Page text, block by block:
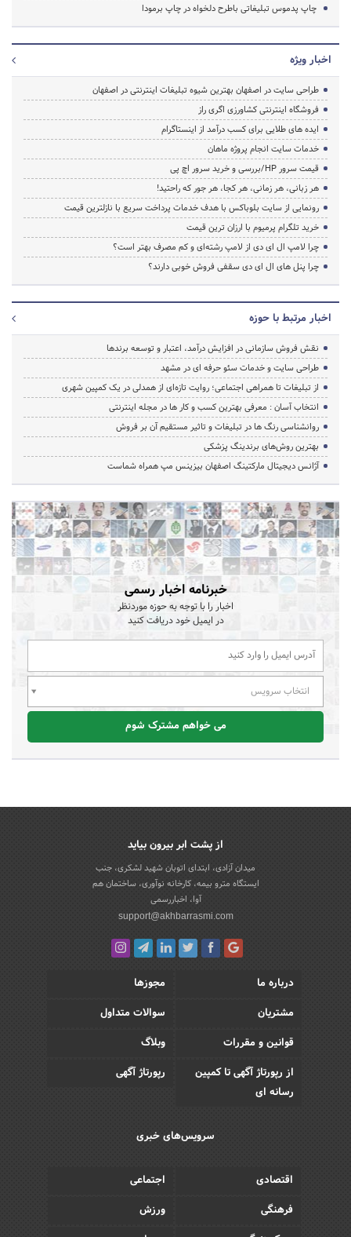
چاپ پدموس تبلیغاتی باطرح دلخواه در چاپ برمودا
اخبار ویژه
طراحی سایت در اصفهان بهترین شیوه تبلیغات اینترنتی در اصفهان
فروشگاه اینترنتی کشاورزی اگری راز
ایده های طلایی برای کسب درآمد از اینستاگرام
خدمات سایت انجام پروژه ماهان
قیمت سرور HP/بررسی و خرید سرور اچ پی
هر زبانی، هر زمانی، هر کجا، هر جور که راحتید!
رونمایی از سایت بلوباکس با هدف خدمات پرداخت سریع با نازلترین قیمت
خرید تلگرام پرمیوم با ارزان ترین قیمت
چرا لامپ ال ای دی از لامپ رشته‌ای و کم مصرف بهتر است؟
چرا پنل های ال ای دی سقفی فروش خوبی دارند؟
اخبار مرتبط با حوزه
نقش فروش سازمانی در افزایش درآمد، اعتبار و توسعه برندها
طراحی سایت و خدمات سئو حرفه ای در مشهد
از تبلیغات تا همراهی اجتماعی؛ روایت تازه‌ای از همدلی در یک کمپین شهری
انتخاب آسان : معرفی بهترین کسب و کار ها در مجله اینترنتی
روانشناسی رنگ ها در تبلیغات و تاثیر مستقیم آن بر فروش
بهترین روش‌های برندینگ پزشکی
آژانس دیجیتال مارکتینگ اصفهان بیزینس مپ همراه شماست
خبرنامه اخبار رسمی
اخبار را با توجه به حوزه موردنظر
در ایمیل خود دریافت کنید
انتخاب سرویس
می خواهم مشترک شوم
از پشت ابر بیرون بیاید
میدان آزادی، ابتدای اتوبان شهید لشکری، جنب
ایستگاه مترو بیمه، کارخانه نوآوری، ساختمان هم
آوا، اخباررسمی
support@akhbarrasmi.com
درباره ما
مجوزها
مشتریان
سوالات متداول
قوانین و مقررات
وبلاگ
از رپورتاژ آگهی تا کمپین
رسانه ای
رپورتاژ آگهی
سرویس‌های خبری
اقتصادی
اجتماعی
فرهنگی
ورزش